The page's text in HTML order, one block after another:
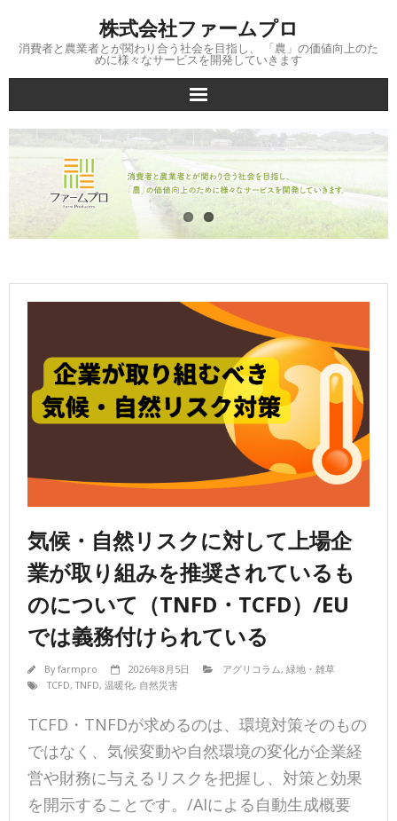
content
株式会社ファームプロ
消費者と農業者とが関わり合う社会を目指し、 「農」の価値向上のた
めに様々なサービスを開発していきます
気候・自然リスクに対して上場企
業が取り組みを推奨されているも
のについて（TNFD・TCFD）/EU
では義務付けられている
Byfarmpro 2026年8月5日 アグリコラム, 緑地・雑草
TCFD,TNFD, 温暖化, 自然災害
TCFD・TNFDが求めるのは、環境対策そのもの
ではなく、気候変動や自然環境の変化が企業経
営や財務に与えるリスクを把握し、対策と効果
を開示することです。/AIによる自動生成概要